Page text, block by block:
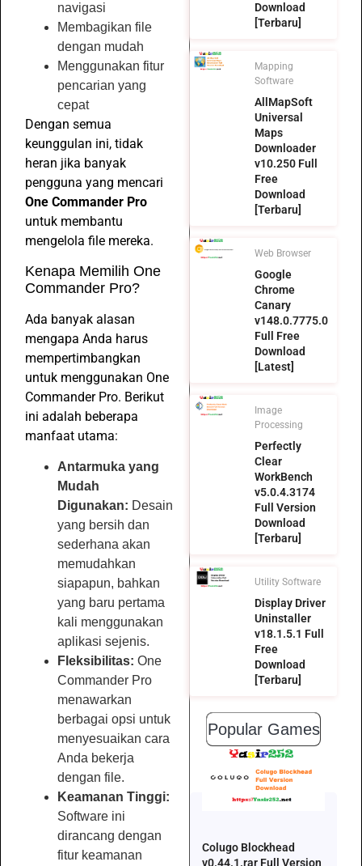
navigasi
Membagikan file
dengan mudah
Menggunakan fitur
pencarian yang
cepat
Dengan semua
keunggulan ini, tidak
heran jika banyak
pengguna yang mencari
One Commander Pro
untuk membantu
mengelola file mereka.
Kenapa Memilih One
Commander Pro?
Ada banyak alasan
mengapa Anda harus
mempertimbangkan
untuk menggunakan One
Commander Pro. Berikut
ini adalah beberapa
manfaat utama:
Antarmuka yang
Mudah
Digunakan: Desain
yang bersih dan
sederhana akan
memudahkan
siapapun, bahkan
yang baru pertama
kali menggunakan
aplikasi sejenis.
Fleksibilitas: One
Commander Pro
menawarkan
berbagai opsi untuk
menyesuaikan cara
Anda bekerja
dengan file.
Keamanan Tinggi:
Software ini
dirancang dengan
fitur keamanan
Download
[Terbaru]
Mapping
Software
AllMapSoft
Universal
Maps
Downloader
v10.250 Full
Free
Download
[Terbaru]
Web Browser
Google
Chrome
Canary
v148.0.7775.0
Full Free
Download
[Latest]
Image
Processing
Perfectly
Clear
WorkBench
v5.0.4.3174
Full Version
Download
[Terbaru]
Utility Software
Display Driver
Uninstaller
v18.1.5.1 Full
Free
Download
[Terbaru]
Popular Games
Colugo Blockhead
v0.44.1.rar Full Version